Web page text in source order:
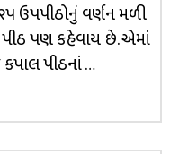
ઉપપીઠોનું વર્ણન મળી
પણ કહેવાય છે. એમાં
પીઠનાં …